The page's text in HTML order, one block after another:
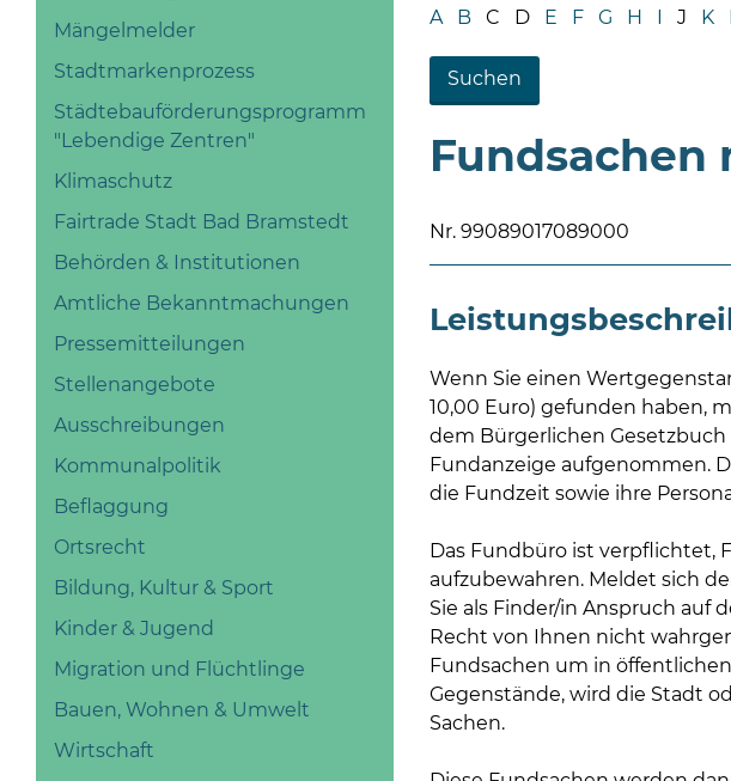
Mängelmelder
Stadtmarkenprozess
Städtebauförderungsprogramm
"Lebendige Zentren"
Klimaschutz
Fairtrade Stadt Bad Bramstedt
Behörden & Institutionen
Amtliche Bekanntmachungen
Pressemitteilungen
Stellenangebote
Ausschreibungen
Kommunalpolitik
Beflaggung
Ortsrecht
Bildung, Kultur & Sport
Kinder & Jugend
Migration und Flüchtlinge
Bauen, Wohnen & Umwelt
Wirtschaft
A B C D E F G H I J K
Fundsachen
Nr. 99089017089000
Wenn Sie einen
10,00 Euro) gefunden haben,
dem Bürgerlichen Gesetzbuch
Fundanzeige aufgenommen.
die Fundzeit sowie ihre
Das Fundbüro ist verpflichtet,
aufzubewahren. Meldet sich
Sie als Finder/in Anspruch auf
Recht von Ihnen nicht
Fundsachen um in
Gegenstände, wird die Stadt
Sachen.